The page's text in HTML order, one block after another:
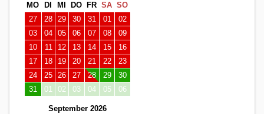
MO
DI MI DO FR SA SO
27
28 29 30 31 01
02
03
04 05 06 07 08
09
10
11 12 13 14 15
16
17
18 19 20 21 22
23
24
25 26 27 28 29
30
31
01 02 03 04 05 06
September 2026